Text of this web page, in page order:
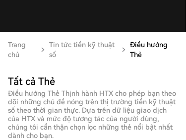
Trang
chủ
Tin tức tiền kỹ thuật
số
Điều hướng
Thẻ
Tất cả Thẻ
Điều hướng Thẻ Thịnh hành HTX cho phép bạn theo
dõi những chủ đề nóng trên thị trường tiền kỹ thuật
số theo thời gian thực. Dựa trên dữ liệu giao dịch
của HTX và mức độ tương tác của người dùng,
chúng tôi cẩn thận chọn lọc những thẻ nổi bật nhất
dành cho bạn.